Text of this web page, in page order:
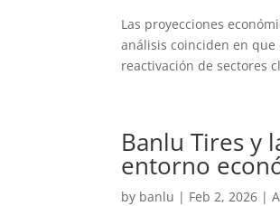
Las proyecciones
análisis coinciden en
reactivación de sectores
Banlu Tires y
entorno
by banlu | Feb 2, 2026 |